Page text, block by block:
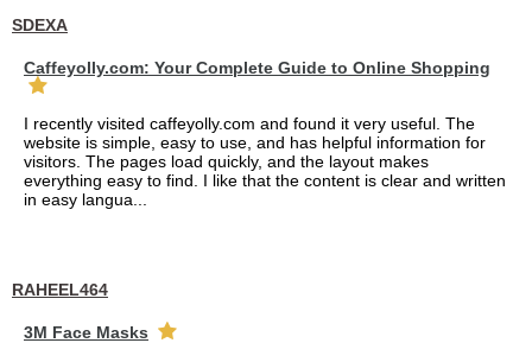
SDEXA
Caffeyolly.com: Your Complete Guide to Online Shopping
I recently visited caffeyolly.com and found it very useful. The
website is simple, easy to use, and has helpful information for
visitors. The pages load quickly, and the layout makes
everything easy to find. I like that the content is clear and written
in easy langua...
RAHEEL464
3M Face Masks